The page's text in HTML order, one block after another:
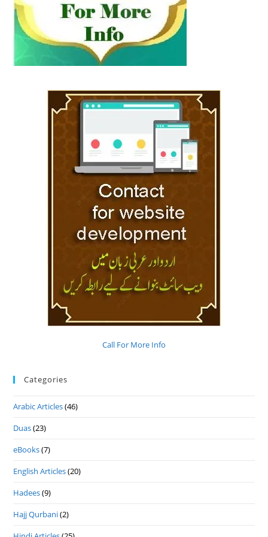
Call For More Info
Categories
Arabic Articles(46)
Duas(23)
eBooks(7)
English Articles(20)
Hadees(9)
Hajj Qurbani(2)